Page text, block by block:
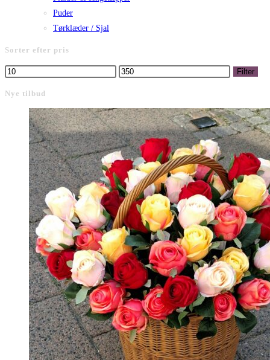
Puder
Tørklæder / Sjal
Sorter efter pris
Mindste
Højeste
Filter
Nye tilbud